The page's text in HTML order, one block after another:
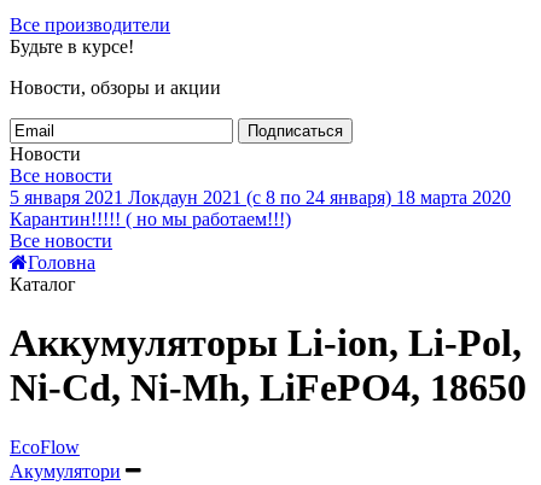
Все производители
Будьте в курсе!
Новости, обзоры и акции
Подписаться
Новости
Все новости
5 января 2021 Локдаун 2021 (с 8 по 24 января) 18 марта 2020
Карантин!!!!! ( но мы работаем!!!)
Все новости
Головна
Каталог
Аккумуляторы Li-ion, Li-Pol,
Ni-Cd, Ni-Mh, LiFePO4, 18650
EcoFlow
Акумулятори